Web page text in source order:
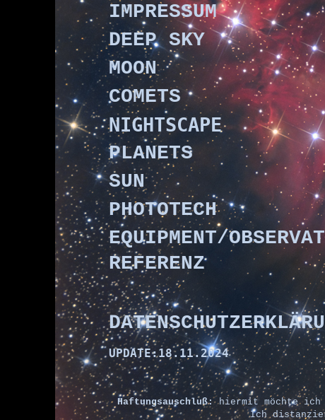
IMPRESSUM
DEEP SKY
MOON
COMETS
NIGHTSCAPE
PLANETS
SUN
PHOTOTECH
EQUIPMENT/
REFERENZ
UPDATE:18.11.2024
Haftungsauschluß: hiermit möchte ich
Ich